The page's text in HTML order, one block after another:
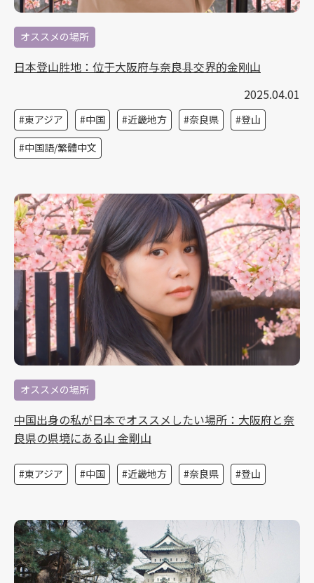
オススメの場所
日本登山胜地：位于大阪府与奈良县交界的金刚山
2025.04.01
東アジア 中国 近畿地方 奈良県
登山
中国語/繁體中文
オススメの場所
中国出身の私が日本でオススメしたい場所：大阪府と奈
良県の県境にある山 金剛山
東アジア 中国 近畿地方 奈良県 登山